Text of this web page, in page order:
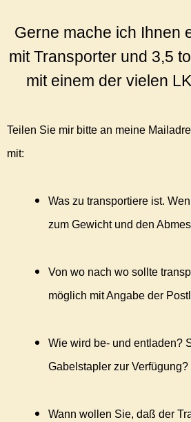
Gerne mache ich Ihnen
mit Transporter und 3,5
mit einem der vielen
Teilen Sie mir bitte an meine
mit:
Was zu transportiere ist.
zum Gewicht und den
Von wo nach wo sollte
möglich mit Angabe der
Wie wird be- und entladen?
Gabelstapler zur Verfügung?
Wann wollen Sie, daß der